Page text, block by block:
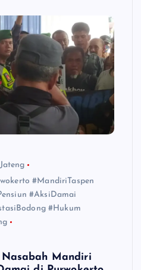
#MandiriTaspen
#AksiDamai
#Hukum
Nasabah Mandiri